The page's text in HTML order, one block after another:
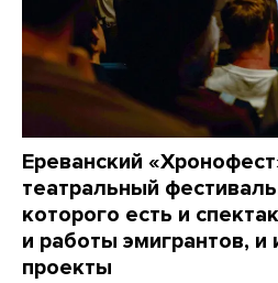
Ереванский
театральный
которого есть и
и работы эмигрантов, и
проекты